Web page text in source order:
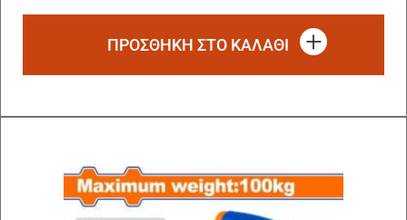
ΠΡΟΣΘΗΚΗ ΣΤΟ ΚΑΛΑΘΙ